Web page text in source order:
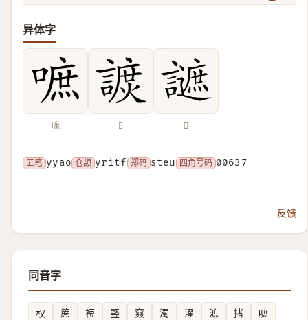
异体字
嗻 𧫽 𧭧
五笔 yyao 仓颉 yritf 郑码 steu 四角号码 00637
反馈
同音字
权 䉀 裋 竪 窡 濁 濯 㵂 㨋
嗻